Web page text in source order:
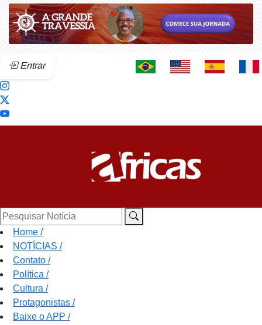
Entrar
Pesquisar Notícia
Home /
NOTÍCIAS /
Contato /
Política /
Cultura /
Protagonistas /
Baixe o APP /